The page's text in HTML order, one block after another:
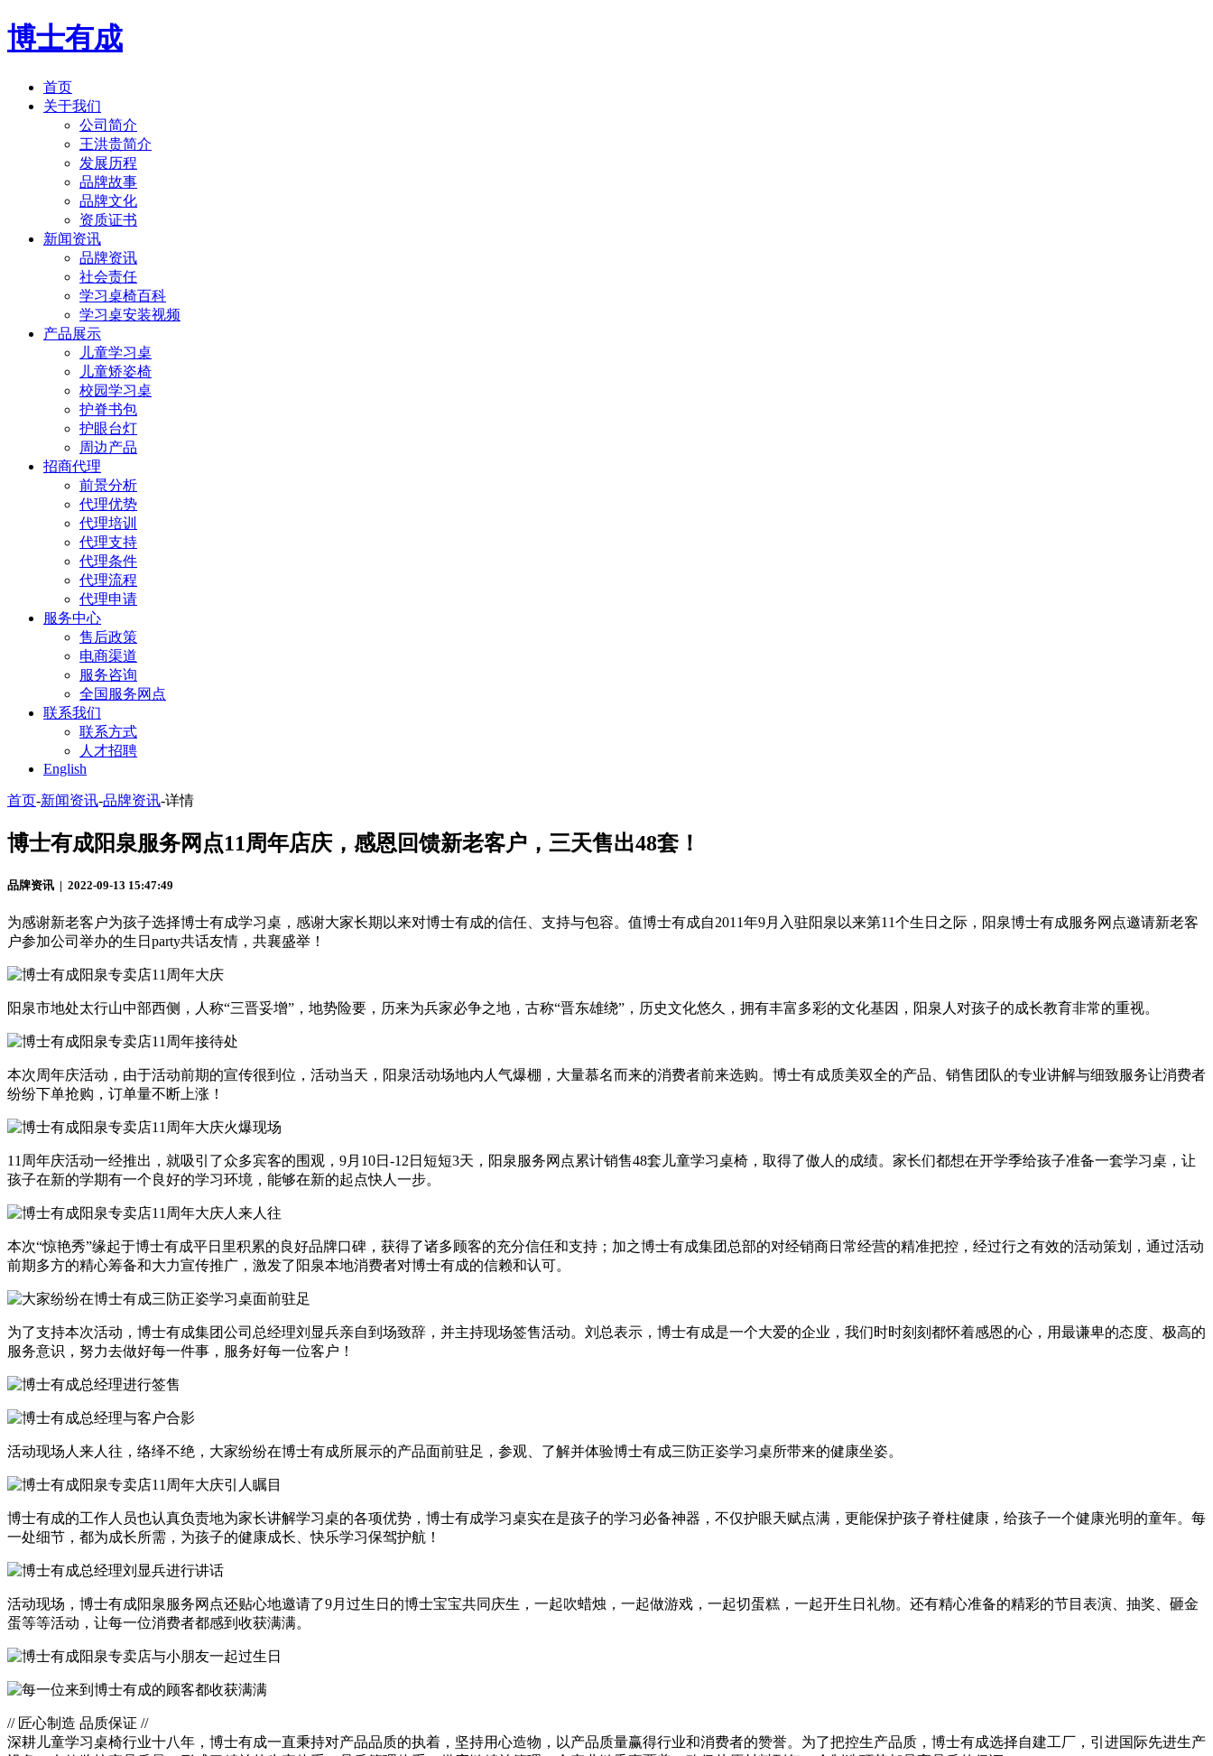
博士有成
首页
关于我们
公司简介
王洪贵简介
发展历程
品牌故事
品牌文化
资质证书
新闻资讯
品牌资讯
社会责任
学习桌椅百科
学习桌安装视频
产品展示
儿童学习桌
儿童矫姿椅
校园学习桌
护脊书包
护眼台灯
周边产品
招商代理
前景分析
代理优势
代理培训
代理支持
代理条件
代理流程
代理申请
服务中心
售后政策
电商渠道
服务咨询
全国服务网点
联系我们
联系方式
人才招聘
English
首页-新闻资讯-品牌资讯-详情
博士有成阳泉服务网点11周年店庆，感恩回馈新老客户，三天售出48套！
品牌资讯 | 2022-09-13 15:47:49
为感谢新老客户为孩子选择博士有成学习桌，感谢大家长期以来对博士有成的信任、支持与包容。值博士有成自2011年9月入驻阳泉以来第11个生日之际，阳泉博士有成服务网点邀请新老客
户参加公司举办的生日party共话友情，共襄盛举！
阳泉市地处太行山中部西侧，人称“三晋妥增”，地势险要，历来为兵家必争之地，古称“晋东雄绕”，历史文化悠久，拥有丰富多彩的文化基因，阳泉人对孩子的成长教育非常的重视。
本次周年庆活动，由于活动前期的宣传很到位，活动当天，阳泉活动场地内人气爆棚，大量慕名而来的消费者前来选购。博士有成质美双全的产品、销售团队的专业讲解与细致服务让消费者
纷纷下单抢购，订单量不断上涨！
11周年庆活动一经推出，就吸引了众多宾客的围观，9月10日-12日短短3天，阳泉服务网点累计销售48套儿童学习桌椅，取得了傲人的成绩。家长们都想在开学季给孩子准备一套学习桌，让
孩子在新的学期有一个良好的学习环境，能够在新的起点快人一步。
本次“惊艳秀”缘起于博士有成平日里积累的良好品牌口碑，获得了诸多顾客的充分信任和支持；加之博士有成集团总部的对经销商日常经营的精准把控，经过行之有效的活动策划，通过活动
前期多方的精心筹备和大力宣传推广，激发了阳泉本地消费者对博士有成的信赖和认可。
为了支持本次活动，博士有成集团公司总经理刘显兵亲自到场致辞，并主持现场签售活动。刘总表示，博士有成是一个大爱的企业，我们时时刻刻都怀着感恩的心，用最谦卑的态度、极高的
服务意识，努力去做好每一件事，服务好每一位客户！
活动现场人来人往，络绎不绝，大家纷纷在博士有成所展示的产品面前驻足，参观、了解并体验博士有成三防正姿学习桌所带来的健康坐姿。
博士有成的工作人员也认真负责地为家长讲解学习桌的各项优势，博士有成学习桌实在是孩子的学习必备神器，不仅护眼天赋点满，更能保护孩子脊柱健康，给孩子一个健康光明的童年。每
一处细节，都为成长所需，为孩子的健康成长、快乐学习保驾护航！
活动现场，博士有成阳泉服务网点还贴心地邀请了9月过生日的博士宝宝共同庆生，一起吹蜡烛，一起做游戏，一起切蛋糕，一起开生日礼物。还有精心准备的精彩的节目表演、抽奖、砸金
蛋等等活动，让每一位消费者都感到收获满满。
// 匠心制造 品质保证 //
深耕儿童学习桌椅行业十八年，博士有成一直秉持对产品品质的执着，坚持用心造物，以产品质量赢得行业和消费者的赞誉。为了把控生产品质，博士有成选择自建工厂，引进国际先进生产